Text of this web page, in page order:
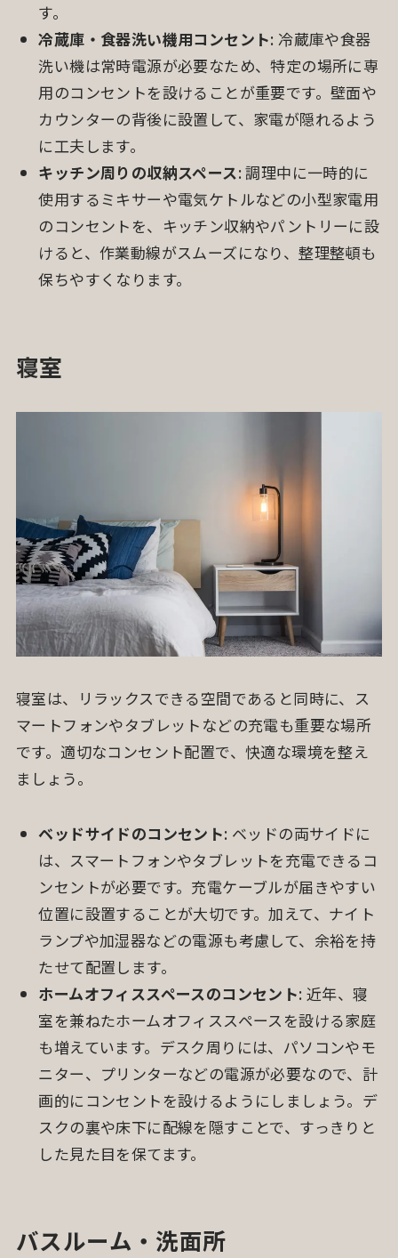
す。
冷蔵庫・食器洗い機用コンセント: 冷蔵庫や食器
洗い機は常時電源が必要なため、特定の場所に専
用のコンセントを設けることが重要です。壁面や
カウンターの背後に設置して、家電が隠れるよう
に工夫します。
キッチン周りの収納スペース: 調理中に一時的に
使用するミキサーや電気ケトルなどの小型家電用
のコンセントを、キッチン収納やパントリーに設
けると、作業動線がスムーズになり、整理整頓も
保ちやすくなります。
寝室
寝室は、リラックスできる空間であると同時に、ス
マートフォンやタブレットなどの充電も重要な場所
です。適切なコンセント配置で、快適な環境を整え
ましょう。
ベッドサイドのコンセント: ベッドの両サイドに
は、スマートフォンやタブレットを充電できるコ
ンセントが必要です。充電ケーブルが届きやすい
位置に設置することが大切です。加えて、ナイト
ランプや加湿器などの電源も考慮して、余裕を持
たせて配置します。
ホームオフィススペースのコンセント: 近年、寝
室を兼ねたホームオフィススペースを設ける家庭
も増えています。デスク周りには、パソコンやモ
ニター、プリンターなどの電源が必要なので、計
画的にコンセントを設けるようにしましょう。デ
スクの裏や床下に配線を隠すことで、すっきりと
した見た目を保てます。
バスルーム・洗面所